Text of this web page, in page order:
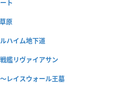
ト
原
ハイム地下道
艦リヴァイアサン
レイスウォール王墓